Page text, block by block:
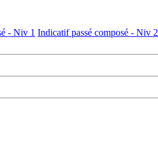
- Niv 1 Indicatif passé composé - Niv 2